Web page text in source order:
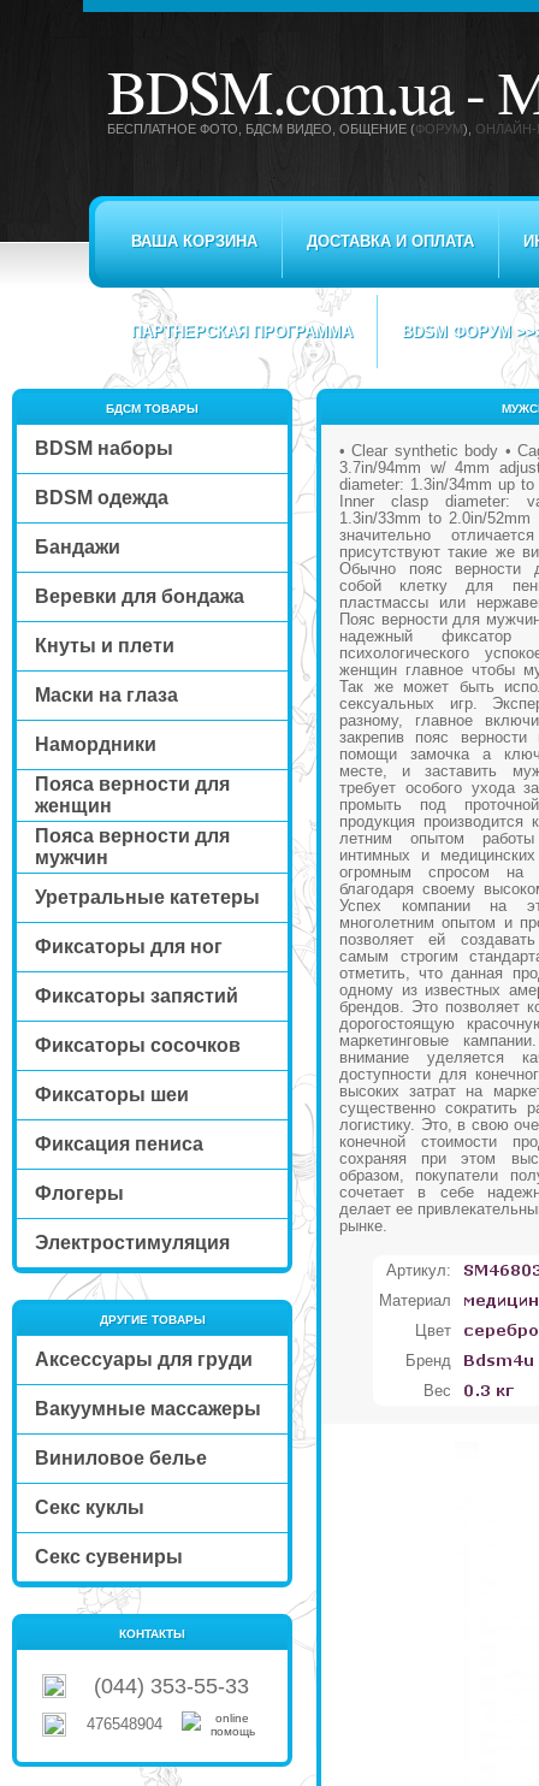
BDSM.com.ua -
БЕСПЛАТНОЕ ФОТО, БДСМ ВИДЕО , ОБЩЕНИЕ (ФОРУМ), ОНЛАЙН-
ВАША КОРЗИНА ДОСТАВКА И ОПЛАТА
ПАРТНЕРСКАЯ ПРОГРАММА BDSM ФОРУМ
БДСМ ТОВАРЫ
BDSM наборы
BDSM одежда
Бандажи
Веревки для бондажа
Кнуты и плети
Маски на глаза
Намордники
Пояса верности для
женщин
Пояса верности для
мужчин
Уретральные катетеры
Фиксаторы для ног
Фиксаторы запястий
Фиксаторы сосочков
Фиксаторы шеи
Фиксация пениса
Флогеры
Электростимуляция
ДРУГИЕ ТОВАРЫ
Аксессуары для груди
Вакуумные массажеры
Виниловое белье
Секс куклы
Секс сувениры
КОНТАКТЫ
(044) 353-55-33
476548904
• Clear synthetic body •
3.7in/94mm w/ 4mm
diameter: 1.3in/34mm up
Inner clasp diameter:
1.3in/33mm to 2.0in/
значительно
присутствуют такие же
Обычно пояс верности
собой клетку для
пластмассы или
Пояс верности для
надежный фиксатор
психологического
женщин главное чтобы
Так же может быть
сексуальных игр.
разному, главное
закрепив пояс
помощи замочка а
месте, и заставить
требует особого ухода
промыть под
продукция
летним опытом
интимных и
огромным спросом
благодаря своему
Успех компании на
многолетним опытом и
позволяет ей
самым строгим
отметить, что данная
одному из известных
брендов. Это позволяет
дорогостоящую
маркетинговые
внимание уделяется
доступности для
высоких затрат на
существенно сократить
логистику. Это, в свою
конечной стоимости
сохраняя при этом
образом, покупатели
сочетает в себе
делает ее
рынке.
Артикул:
Материал
Цвет
Бренд
Вес